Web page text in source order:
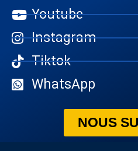
Youtube
Instagram
Tiktok
WhatsApp
NOUS